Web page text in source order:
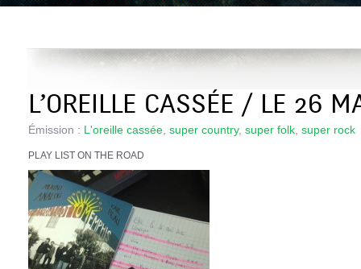
L’OREILLE CASSÉE / LE 26
Émission : L'oreille cassée, super country, super folk, super rock
PLAY LIST ON THE ROAD